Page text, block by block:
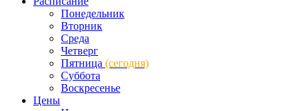
Понедельник
Вторник
Среда
Четверг
Пятница (сегодня)
Суббота
Воскресенье
Цены